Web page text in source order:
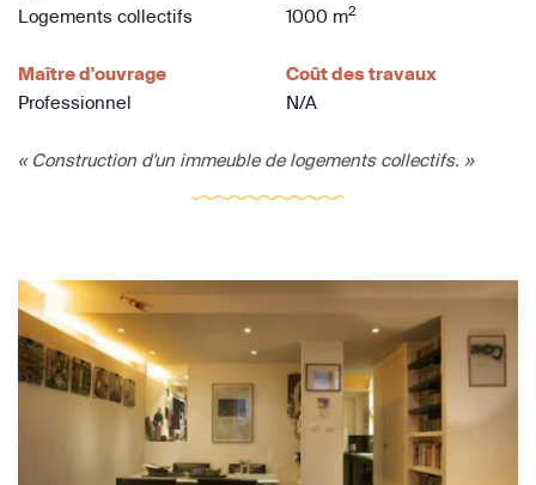
Logements collectifs
1000 m2
Maître d'ouvrage
Professionnel
Coût des travaux
N/A
« Construction d'un immeuble de logements collectifs. »